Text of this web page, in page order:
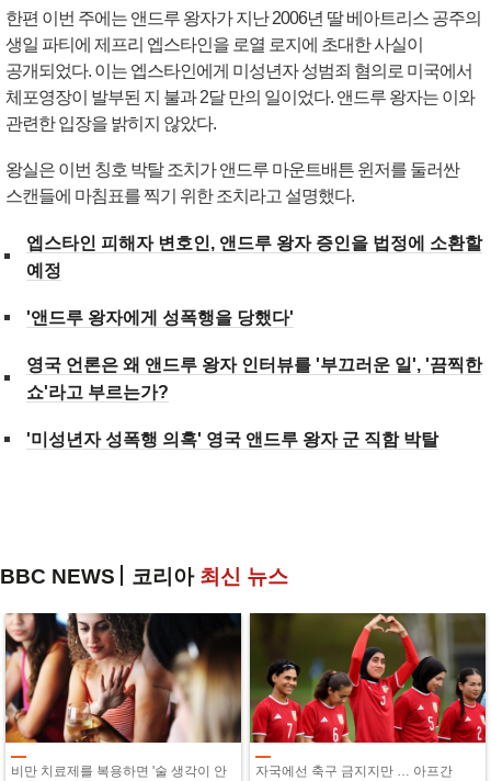
한편 이번 주에는 앤드루 왕자가 지난 2006년 딸 베아트리스 공주의
생일 파티에 제프리 엡스타인을 로열 로지에 초대한 사실이
공개되었다. 이는 엡스타인에게 미성년자 성범죄 혐의로 미국에서
체포영장이 발부된 지 불과 2달 만의 일이었다. 앤드루 왕자는 이와
관련한 입장을 밝히지 않았다.
왕실은 이번 칭호 박탈 조치가 앤드루 마운트배튼 윈저를 둘러싼
스캔들에 마침표를 찍기 위한 조치라고 설명했다.
엡스타인 피해자 변호인, 앤드루 왕자 증인을 법정에 소환할
예정
'앤드루 왕자에게 성폭행을 당했다'
영국 언론은 왜 앤드루 왕자 인터뷰를 '부끄러운 일', '끔찍한
쇼'라고 부르는가?
'미성년자 성폭행 의혹' 영국 앤드루 왕자 군 직함 박탈
BBC NEWS 코리아 최신 뉴스
비만 치료제를 복용하면 '술 생각이 안
자국에선 축구 금지지만 … 아프간